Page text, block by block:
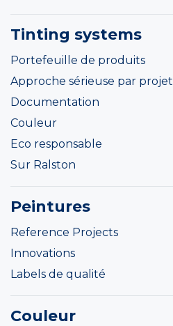
Tinting systems
Portefeuille de produits
Approche sérieuse par projet
Documentation
Couleur
Eco responsable
Sur Ralston
Peintures
Reference Projects
Innovations
Labels de qualité
Couleur